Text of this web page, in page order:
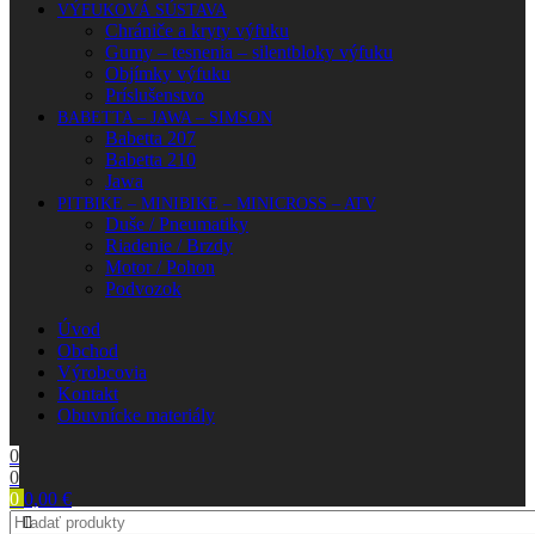
VÝFUKOVÁ SÚSTAVA
Chrániče a kryty výfuku
Gumy – tesnenia – silentbloky výfuku
Objímky výfuku
Príslušenstvo
BABETTA – JAWA – SIMSON
Babetta 207
Babetta 210
Jawa
PITBIKE – MINIBIKE – MINICROSS – ATV
Duše / Pneumatiky
Riadenie / Brzdy
Motor / Pohon
Podvozok
Úvod
Obchod
Výrobcovia
Kontakt
Obuvnícke materiály
0
0
0 0,00 €